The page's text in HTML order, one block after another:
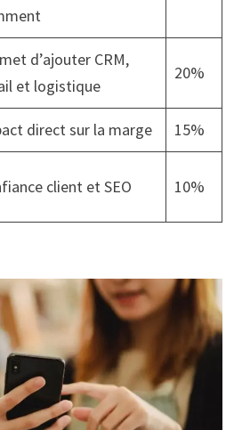
d’ajouter CRM,
et logistique
20%
direct sur la marge 15%
client et SEO 10%